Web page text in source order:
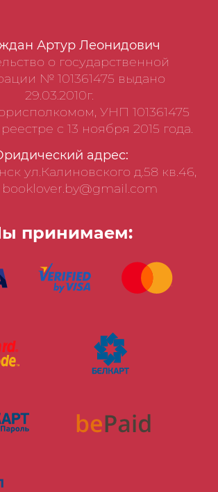
Артур Леонидович
о государственной
№ 101361475 выдано
29.03.2010г.
УНП 101361475
с 13 ноября 2015 года.
адрес:
ул.Калиновского д.58 кв.46,
booklover.by@gmail.com
принимаем: